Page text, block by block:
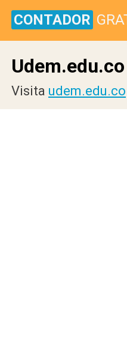
CONTADOR
Udem.edu.co
Visita udem.edu.co